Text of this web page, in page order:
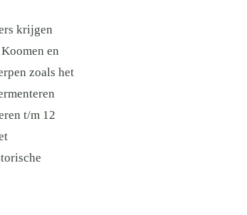
krijgen
en
zoals het
t/m 12